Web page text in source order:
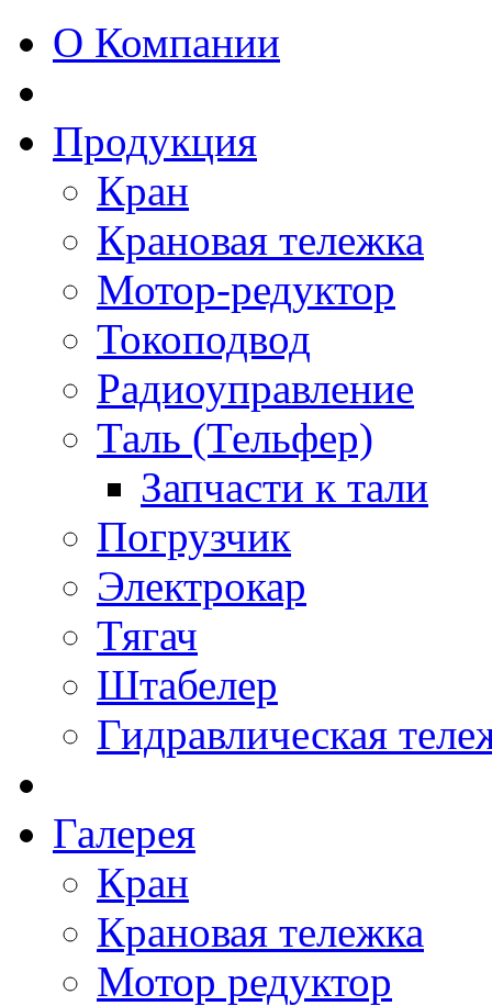
О Компании
Продукция
Кран
Крановая тележка
Мотор-редуктор
Токоподвод
Радиоуправление
Таль (Тельфер)
Запчасти к тали
Погрузчик
Электрокар
Тягач
Штабелер
Гидравлическая
Галерея
Кран
Крановая тележка
Мотор редуктор